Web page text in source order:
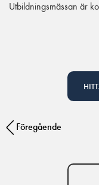
Utbildningsmässan är
Post navigation
Föregående